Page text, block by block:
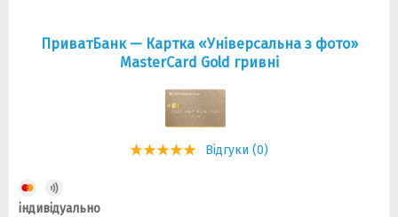
ПриватБанк — Картка «Універсальна з фото»
MasterCard Gold гривні
Відгуки (0)
індивідуально